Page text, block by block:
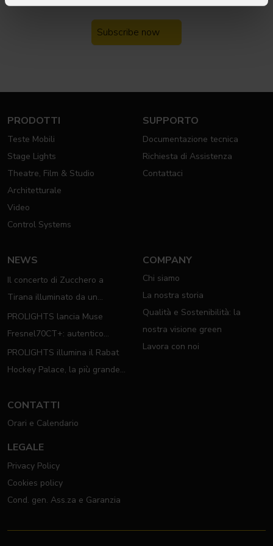
Subscribe now
PRODOTTI
Teste Mobili
Stage Lights
Theatre, Film & Studio
Architetturale
Video
Control Systems
SUPPORTO
Documentazione tecnica
Richiesta di Assistenza
Contattaci
NEWS
Il concerto di Zucchero a
Tirana illuminato da un
completo rig PROLIGHTS
PROLIGHTS lancia Muse
Fresnel70CT+: autentico
moving Fresnel
PROLIGHTS illumina il Rabat
Hockey Palace, la più grande
COMPANY
Chi siamo
La nostra storia
Qualità e Sostenibilità: la
nostra visione green
Lavora con noi
CONTATTI
Orari e Calendario
LEGALE
Privacy Policy
Cookies policy
Cond. gen. Ass.za e Garanzia